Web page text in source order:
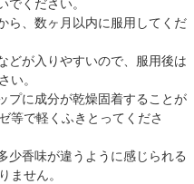
ら、数ヶ月以内に服用してくだ
どが入りやすいので、服用後は
い。
プに成分が乾燥固着することが
等で軽くふきとってくださ
少香味が違うように感じられる
ません。